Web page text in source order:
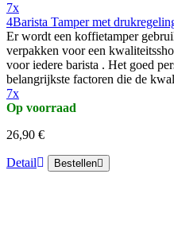
7x
4Barista Tamper met
Er wordt een koffietamper
verpakken voor een
voor iedere barista . Het goed
belangrijkste factoren die de
7x
Op voorraad
26,90 €
Detail Bestellen